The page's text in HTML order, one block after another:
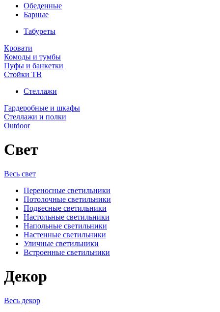
Обеденные
Барные
Табуреты
Кровати
Комоды и тумбы
Пуфы и банкетки
Стойки ТВ
Стеллажи
Гардеробные и шкафы
Стеллажи и полки
Outdoor
Свет
Весь свет
Переносные светильники
Потолочные светильники
Подвесные светильники
Настольные светильники
Напольные светильники
Настенные светильники
Уличные светильники
Встроенные светильники
Декор
Весь декор